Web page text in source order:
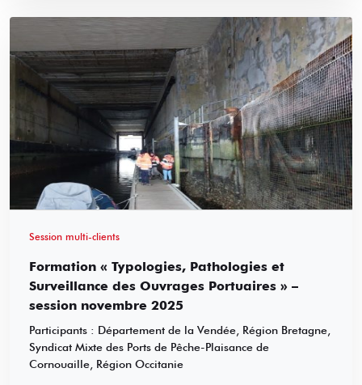
Session multi-clients
Formation « Typologies, Pathologies et
Surveillance des Ouvrages Portuaires » –
session novembre 2025
Participants : Département de la Vendée, Région Bretagne,
Syndicat Mixte des Ports de Pêche-Plaisance de
Cornouaille, Région Occitanie